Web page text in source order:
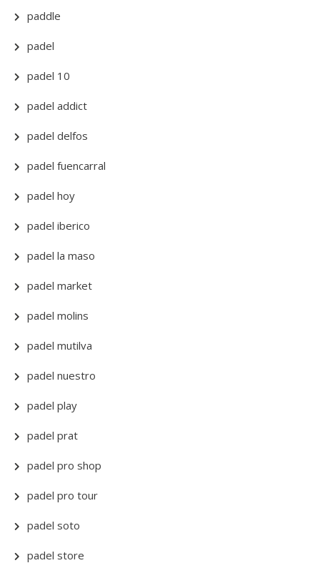
paddle
padel
padel 10
padel addict
padel delfos
padel fuencarral
padel hoy
padel iberico
padel la maso
padel market
padel molins
padel mutilva
padel nuestro
padel play
padel prat
padel pro shop
padel pro tour
padel soto
padel store